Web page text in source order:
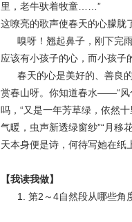
里，老牛驮着牧童……”
这嘹亮的歌声使春天的心朦胧
嗅呀！翘起鼻子，刚下完雨
应该有小孩子的心，而小孩子
春天的心是美好的、善良的
赏春山呀。你知道春水——“风
吗，“又是一年芳草绿，依然
气暖，虫声新透绿窗纱”“月
天本身便是诗，何待写她在纸
【我读我做】
1. 第2～4自然段从哪些角